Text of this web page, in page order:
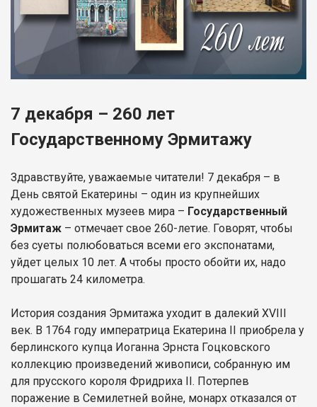
7 декабря – 260 лет
Государственному Эрмитажу
Здравствуйте, уважаемые читатели! 7 декабря – в
День святой Екатерины – один из крупнейших
художественных музеев мира – Государственный
Эрмитаж – отмечает свое 260-летие. Говорят, чтобы
без суеты полюбоваться всеми его экспонатами,
уйдет целых 10 лет. А чтобы просто обойти их, надо
прошагать 24 километра.
История создания Эрмитажа уходит в далекий XVIII
век. В 1764 году императрица Екатерина II приобрела у
берлинского купца Иоганна Эрнста Гоцковского
коллекцию произведений живописи, собранную им
для прусского короля Фридриха II. Потерпев
поражение в Семилетней войне, монарх отказался от